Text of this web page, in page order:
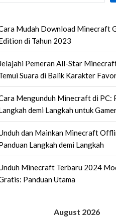
Mudah Download Minecraft
di Tahun 2023
Jelajahi Pemeran All-Star
Suara di Balik Karakter
Mengunduh Minecraft di PC:
demi Langkah untuk
dan Mainkan Minecraft
Langkah demi Langkah
Minecraft Terbaru 2024
Panduan Utama
August 2026